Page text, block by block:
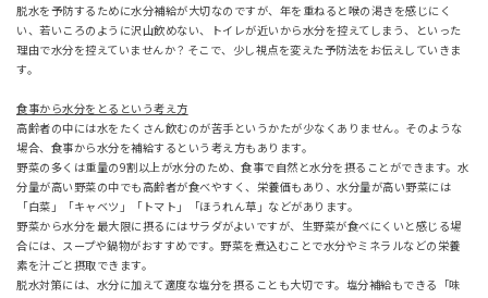
脱水を予防するために水分補給が大切なのですが、年を重ねると喉の渇きを感じにく
い、若いころのように沢山飲めない、トイレが近いから水分を控えてしまう、といった
理由で水分を控えていませんか？そこで、少し視点を変えた予防法をお伝えしていきま
す。
食事から水分をとるという考え方
高齢者の中には水をたくさん飲むのが苦手というかたが少なくありません。そのような
場合、食事から水分を補給するという考え方もあります。
野菜の多くは重量の9割以上が水分のため、食事で自然と水分を摂ることができます。水
分量が高い野菜の中でも高齢者が食べやすく、栄養価もあり、水分量が高い野菜には
「白菜」「キャベツ」「トマト」「ほうれん草」などがあります。
野菜から水分を最大限に摂るにはサラダがよいですが、生野菜が食べにくいと感じる場
合には、スープや鍋物がおすすめです。野菜を煮込むことで水分やミネラルなどの栄養
素を汁ごと摂取できます。
脱水対策には、水分に加えて適度な塩分を摂ることも大切です。塩分補給もできる「味